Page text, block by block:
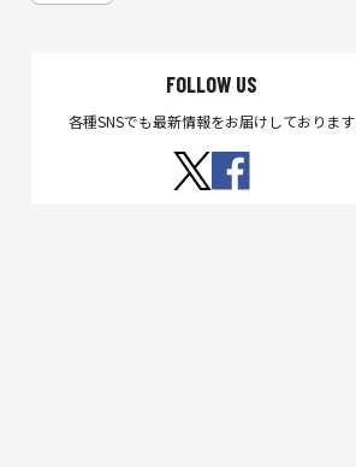
FOLLOW US
各種SNSでも最新情報をお届けしております